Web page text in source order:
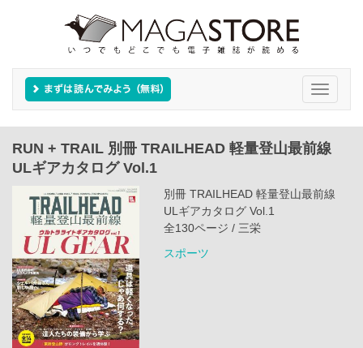
Toggle
RUN + TRAIL 別冊 TRAILHEAD 軽量登山最前線
ULギアカタログ Vol.1
別冊 TRAILHEAD 軽量登山最前線
ULギアカタログ Vol.1
全130ページ / 三栄
スポーツ